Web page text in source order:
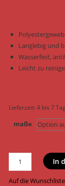
Langlebig und
Wasserfest,
Leicht zu
Lieferzeit:4 bis 7
maße
Nobby
Hundeleine
Schleppleine
In
Auf die Wunschliste